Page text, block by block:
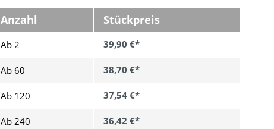
Anzahl Stückpreis
Ab 2 39,90 €*
Ab 60 38,70 €*
Ab 120 37,54 €*
Ab 240 36,42 €*